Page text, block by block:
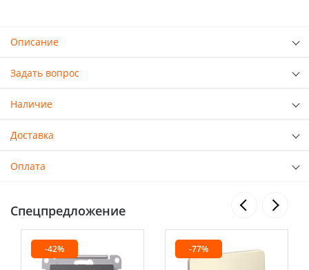
Описание
Задать вопрос
Наличие
Доставка
Оплата
Спецпредложение
-42% -77%